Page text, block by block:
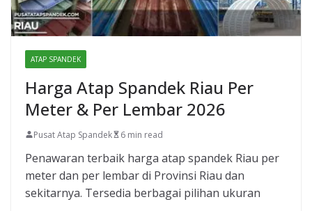
ATAP SPANDEK
Harga Atap Spandek Riau Per
Meter & Per Lembar 2026
Pusat Atap Spandek 6 min read
Penawaran terbaik harga atap spandek Riau per
meter dan per lembar di Provinsi Riau dan
sekitarnya. Tersedia berbagai pilihan ukuran